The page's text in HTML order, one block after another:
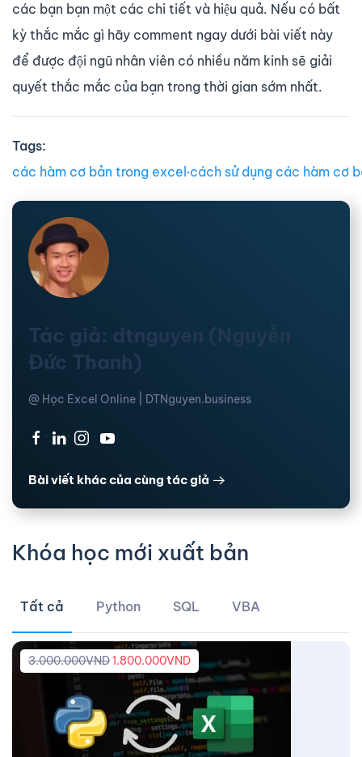
các bạn bạn một các chi tiết và hiệu quả. Nếu có bất
kỳ thắc mắc gì hãy comment ngay dưới bài viết này
để được đội ngũ nhân viên có nhiều năm kinh sẽ giải
quyết thắc mắc của bạn trong thời gian sớm nhất.
Tags:
các hàm cơ bản trong excel ∙cách sử dụng các hàm cơ
Tác giả: dtnguyen (Nguyễn
Đức Thanh)
@ Học Excel Online | DTNguyen.business
· · ·
Bài viết khác của cùng tác giả
Khóa học mới xuất bản
Tất cả Python SQL VBA
3.000.000VND1.800.000VND